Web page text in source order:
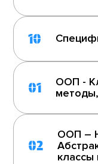
10
01
ООП -
02
ООП –